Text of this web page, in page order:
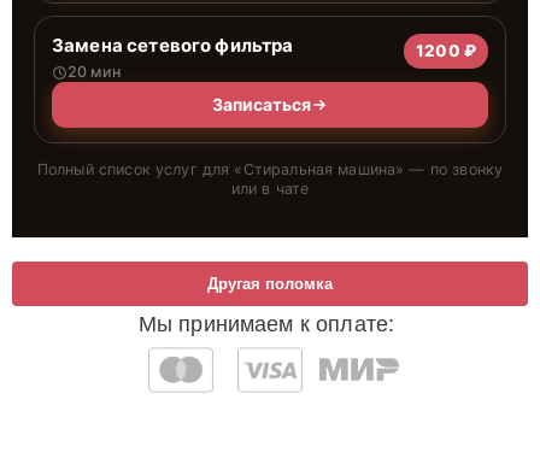
Замена сетевого фильтра
20 мин
1200 ₽
Записаться
Полный список услуг для « Стиральная машина» — по звонку
или в чате
Мы принимаем к оплате:
Другая поломка